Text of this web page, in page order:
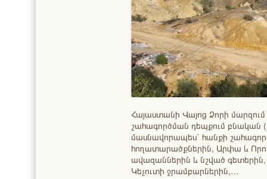
Հայաստանի Վայոց Ձորի մարզում
շահագործման դեպքում բնական
մասնավորապես` հանքի
հողատարածքներին, Արփա և
ավազաններին և նշված
Կեչուտի ջրամբարներին,…